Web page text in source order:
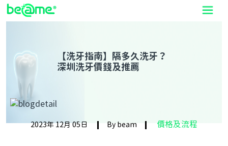
【洗牙指南】隔多久洗牙？
深圳洗牙價錢及推薦
2023年 12月 05日 By beam 價格及流程